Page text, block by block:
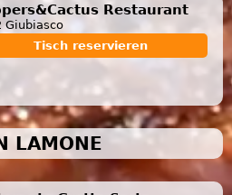
Restaurant
Giubiasco
Tisch reservieren
LAMONE